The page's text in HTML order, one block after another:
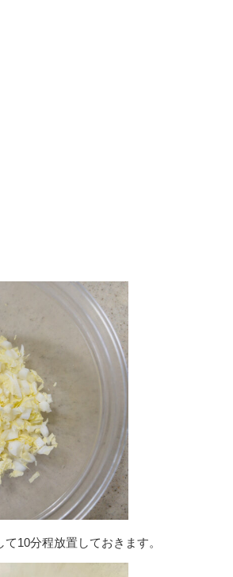
10分程放置しておきます。